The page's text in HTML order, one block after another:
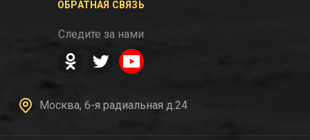
ОБРАТНАЯ СВЯЗЬ
Следите за нами
Москва, 6-я радиальная д.24